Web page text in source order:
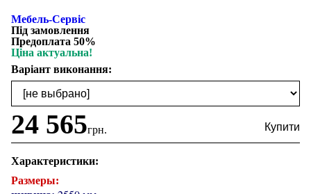
Мебель-Сервіс
Під замовлення
Предоплата 50%
Ціна актуальна!
Варіант виконання:
24 565грн.
Характеристики:
Размеры: